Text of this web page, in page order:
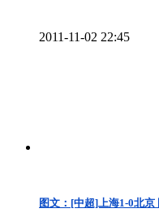
2011-11-02 22:45
图文：[中超]上海1-0北京